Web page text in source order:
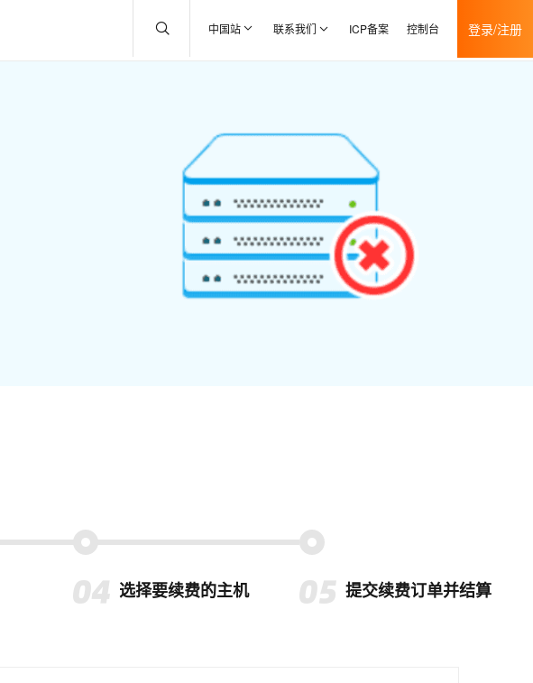
中国站 联系我们 ICP备案 控制台 登录/注册
选择要续费的主机 提交续费订单并结算